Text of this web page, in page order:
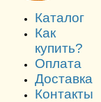
Каталог
Как
купить?
Оплата
Доставка
Контакты